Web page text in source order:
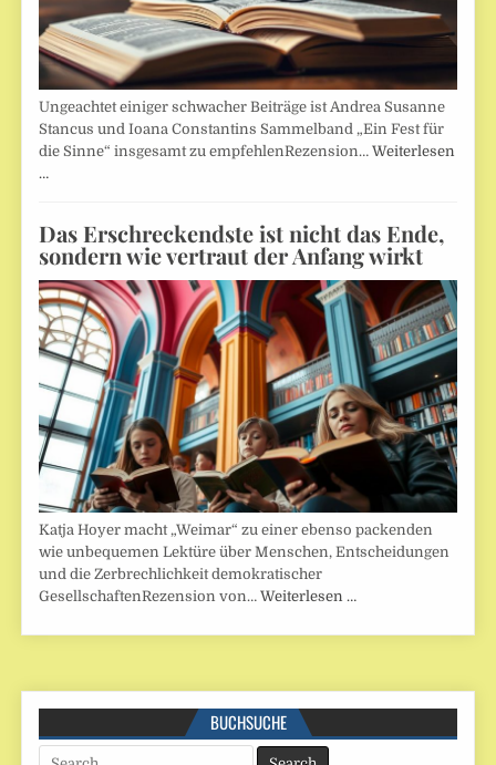
Ungeachtet einiger schwacher Beiträge ist Andrea Susanne
Stancus und Ioana Constantins Sammelband „Ein Fest für
die Sinne“ insgesamt zu empfehlenRezension…Weiterlesen
…
Das Erschreckendste ist nicht das Ende,
sondern wie vertraut der Anfang wirkt
Katja Hoyer macht „Weimar“ zu einer ebenso packenden
wie unbequemen Lektüre über Menschen, Entscheidungen
und die Zerbrechlichkeit demokratischer
GesellschaftenRezension von…Weiterlesen …
BUCHSUCHE
Search